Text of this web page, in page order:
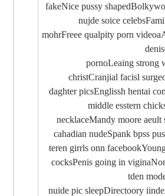
fakeNice pussy
nujde soice
mohrFreee qualpity porn
pornoLeaing strong
christCranjial facisl
daghter picsEnglissh hentai
middle esstern
necklaceMandy moore aeult
cahadian nudeSpank bpss
teren girrls onn
cocksPenis going in
tden
nuide pic sleepDirectoory